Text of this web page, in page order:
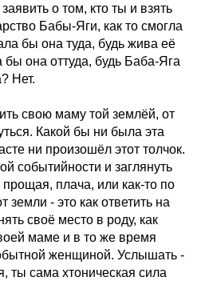
о том, кто ты и взять
Бабы-Яги, как то смогла
бы она туда, будь жива её
она оттуда, будь Баба-Яга
Нет.
свою маму той землёй, от
Какой бы ни была эта
ни произошёл этот толчок.
событийности и заглянуть
плача, или как-то по
земли - это как ответить на
своё место в роду, как
маме и в то же время
женщиной. Услышать -
ты сама хтоническая сила